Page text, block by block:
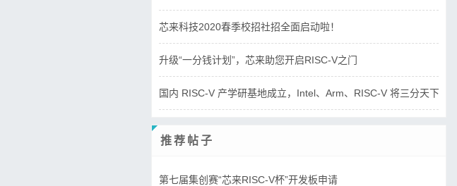
芯来科技2020春季校招社招全面启动啦！
升级“一分钱计划”，芯来助您开启RISC-V之门
国内 RISC-V 产学研基地成立，Intel、Arm、RISC-V 将三分天下？
推荐帖子
第七届集创赛“芯来RISC-V杯”开发板申请